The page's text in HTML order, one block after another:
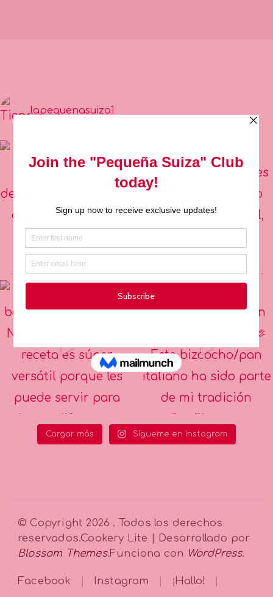
lapequenasuiza1
Cargar más Sígueme en Instagram
© Copyright 2026 . Todos los derechos
reservados.Cookery Lite | Desarrollado por
Blossom Themes.Funciona con WordPress.
Facebook Instagram
¡Hallo!